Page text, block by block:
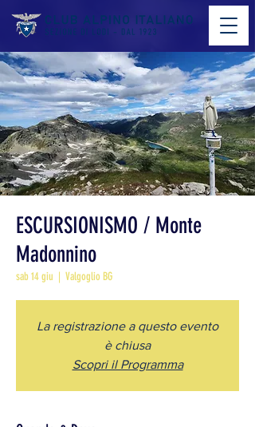
ESCURSIONISMO / Monte
Madonnino
sab 14 giu
  |
Valgoglio BG
La registrazione a questo evento
è chiusa
Scopri il Programma